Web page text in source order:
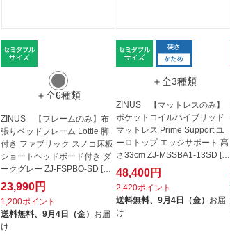
＋全6種類
ZINUS 【フレームのみ】布
張りベッドフレーム Lottie 脚
付き ファブリック スノコ床板
ショートヘッドボード付き ダ
ークグレー ZJ-FSPBO-SD [セ
ミ...
23,990円
1,200ポイント
送料無料、 9月4日（金） お届
け
＋全3種類
ZINUS 【マットレスのみ】
ポケットコイルハイブリッド
マットレス Prime Support ユ
ーロトップ エッジサポート 高
さ33cm ZJ-MSSBA1-13SD [セ
ミダブ...
48,400円
2,420ポイント
送料無料、9月4日（金） お届
け